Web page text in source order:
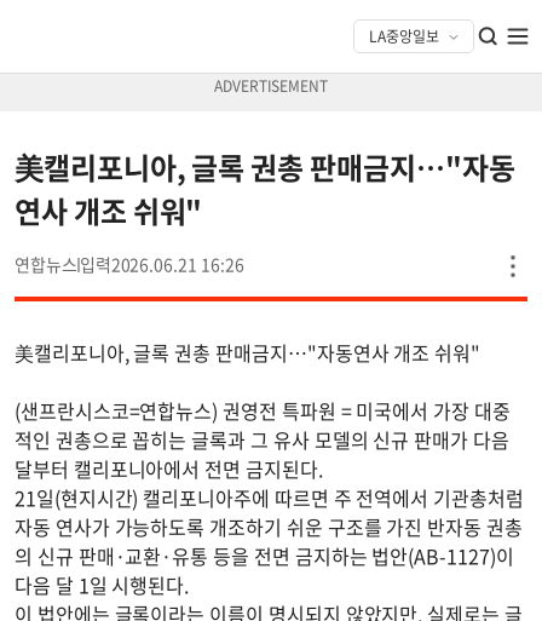
美캘리포니아, 글록 권총 판매금지…"자동
연사 개조 쉬워"
연합뉴스 2026.06.21 16:26
美캘리포니아, 글록 권총 판매금지…"자동연사 개조 쉬워"
(샌프란시스코=연합뉴스) 권영전 특파원 = 미국에서 가장 대중
적인 권총으로 꼽히는 글록과 그 유사 모델의 신규 판매가 다음
달부터 캘리포니아에서 전면 금지된다.
21일(현지시간) 캘리포니아주에 따르면 주 전역에서 기관총처럼
자동 연사가 가능하도록 개조하기 쉬운 구조를 가진 반자동 권총
의 신규 판매·교환·유통 등을 전면 금지하는 법안(AB-1127)이
다음 달 1일 시행된다.
이 법안에는 글록이라는 이름이 명시되지 않았지만, 실제로는 글